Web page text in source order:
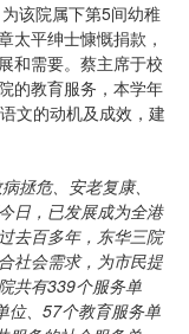
该院属下第5间幼稚
太平绅士慷慨捐款，
和需要。蔡主席于校
的教育服务，本学年
文的动机及成效，建
拯危、安老复康、
日，已发展成为全港
去百多年，东华三院
社会需求，为市民提
共有339个服务单
位、57个教育服务单